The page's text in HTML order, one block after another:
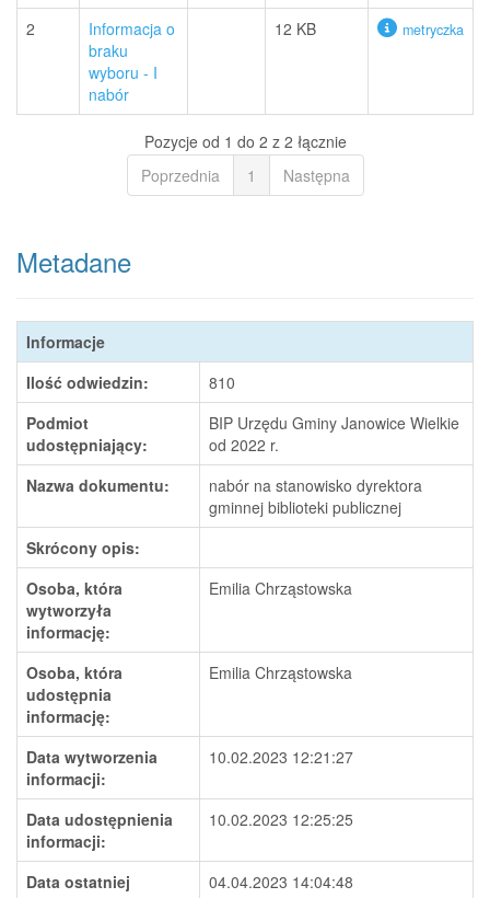
2
Informacja o
braku
wyboru - I
nabór
12 KB metryczka
Pozycje od 1 do 2 z 2 łącznie
Poprzednia
1 Następna
Metadane
Informacje
Ilość odwiedzin:
810
Podmiot
udostępniający:
BIP Urzędu Gminy Janowice Wielkie
od 2022 r.
Nazwa dokumentu:
nabór na stanowisko dyrektora
gminnej biblioteki publicznej
Skrócony opis:
Osoba, która
wytworzyła
informację:
Emilia Chrząstowska
Osoba, która
udostępnia
informację:
Emilia Chrząstowska
Data wytworzenia
informacji:
10.02.2023 12:21:27
Data udostępnienia
informacji:
10.02.2023 12:25:25
Data ostatniej
04.04.2023 14:04:48